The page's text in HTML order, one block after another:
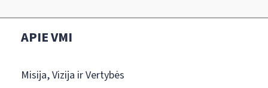
APIE VMI
Misija, Vizija ir Vertybės